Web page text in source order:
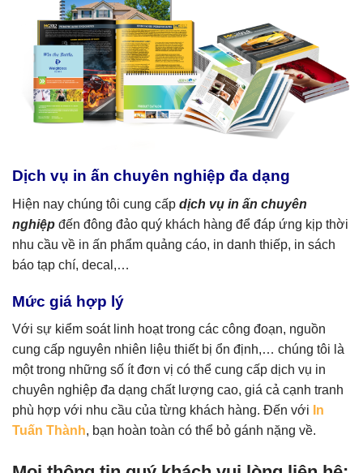
Dịch vụ in ấn chuyên nghiệp đa dạng
Hiện nay chúng tôi cung cấp dịch vụ in ấn chuyên
nghiệp đến đông đảo quý khách hàng để đáp ứng kịp thời
nhu cầu về in ấn phẩm quảng cáo, in danh thiếp, in sách
báo tạp chí, decal,…
Mức giá hợp lý
Với sự kiểm soát linh hoạt trong các công đoạn, nguồn
cung cấp nguyên nhiên liệu thiết bị ổn định,… chúng tôi là
một trong những số ít đơn vị có thể cung cấp dịch vụ in
chuyên nghiệp đa dạng chất lượng cao, giá cả cạnh tranh
phù hợp với nhu cầu của từng khách hàng. Đến với In
Tuấn Thành, bạn hoàn toàn có thể bỏ gánh nặng về.